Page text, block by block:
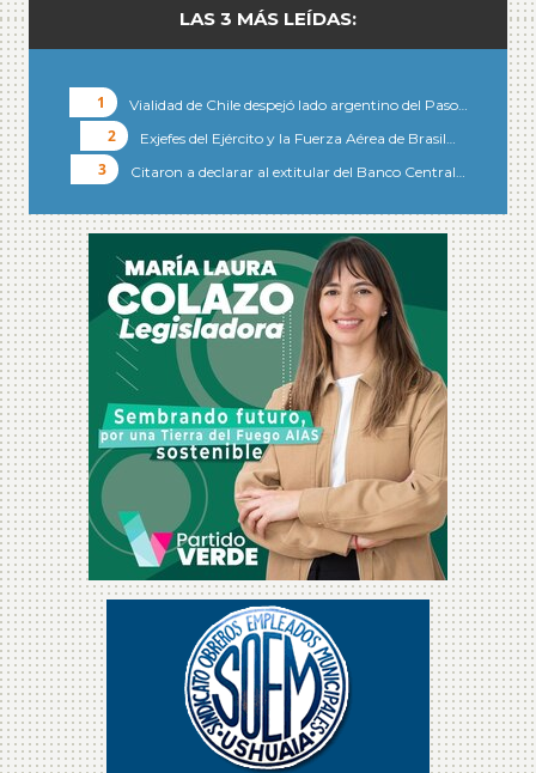
LAS 3 MÁS LEÍDAS:
Vialidad de Chile despejó lado argentino del Paso…
Exjefes del Ejército y la Fuerza Aérea de Brasil…
Citaron a declarar al extitular del Banco Central…